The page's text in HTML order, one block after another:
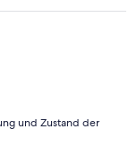
und Zustand der